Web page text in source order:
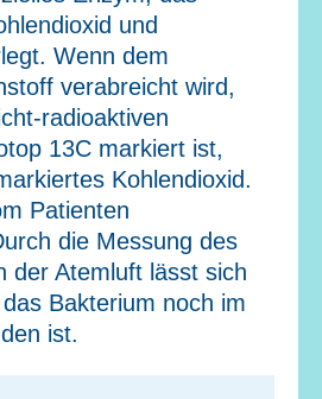
und
Wenn dem
verabreicht wird,
radioaktiven
13C markiert ist,
Kohlendioxid.
Patienten
die Messung des
der Atemluft lässt sich
Bakterium noch im
ist.